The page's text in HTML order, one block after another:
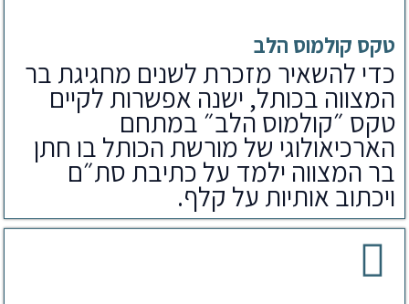
טקס קולמוס הלב
כדי להשאיר מזכרת לשנים מחגיגת בר
המצווה בכותל, ישנה אפשרות לקיים
טקס ״קולמוס הלב״ במתחם
הארכיאולוגי של מורשת הכותל בו חתן
בר המצווה ילמד על כתיבת סת״ם
ויכתוב אותיות על קלף.